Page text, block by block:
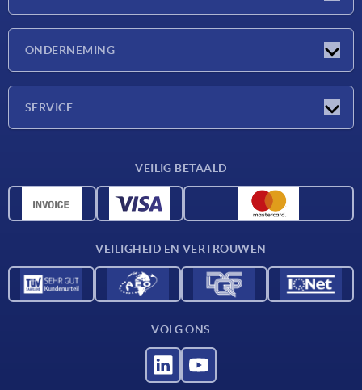
ONDERNEMING
SERVICE
CAD-gegevens
VEILIG BETAALD
VEILIGHEID EN VERTROUWEN
VOLG ONS